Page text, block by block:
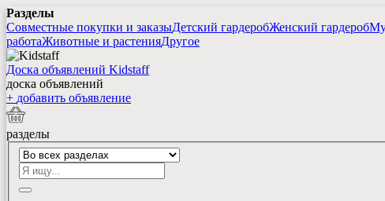
Разделы
Совместные покупки и заказыДетский гардеробЖенский гардероб
работаЖивотные и растенияДругое
Доска объявлений Kidstaff
доска объявлений
+ добавить объявление
разделы